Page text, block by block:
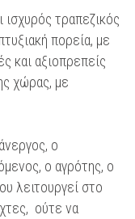
τραπεζικός
πορεία, με
και αξιοπρεπείς
χώρας, με
ο
ο αγρότης, ο
λειτουργεί στο
ούτε να